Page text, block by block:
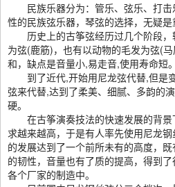
民族乐器分为：管乐、弦乐、打击
性的民族弦乐器，琴弦的选择，无疑是
历史上的古筝弦经历过几个阶段，
为弦(鹿筋)，也有以动物的毛发为弦(
和，缺点是音量小,易走音,使用寿命短。
到了近代,开始用尼龙弦代替,但是
弦来代替,达到了柔美、细腻、多韵的
硬。
在古筝演奏技法的快速发展的背景
求越来越高，于是有人率先使用尼龙
的发展达到了一个前所未有的高度，
的韧性，音量也有了质的提高，得到
各个厂家的制造中。